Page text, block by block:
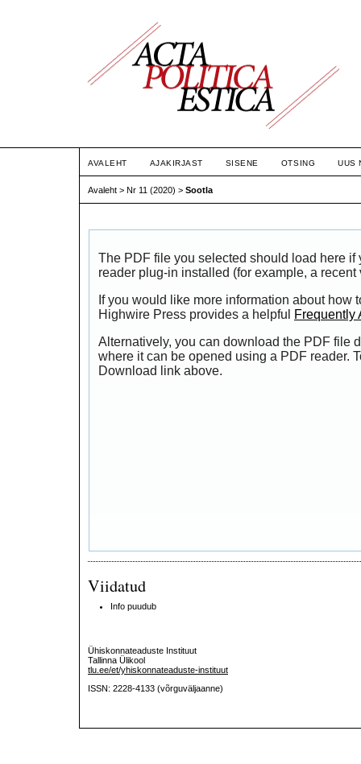
AVALEHT AJAKIRJAST SISENE OTSING UUS
Avaleht > Nr 11 (2020) > Sootla
The PDF file you selected should load here if
reader plug-in installed (for example, a
If you would like more information about how
Highwire Press provides a helpful
Frequently
Alternatively, you can download the PDF file
where it can be opened using a PDF reader.
Download link above.
Viidatud
Info puudub
Ühiskonnateaduste Instituut
Tallinna Ülikool
tlu.ee/et/yhiskonnateaduste-instituut
ISSN: 2228-4133 (võrguväljaanne)